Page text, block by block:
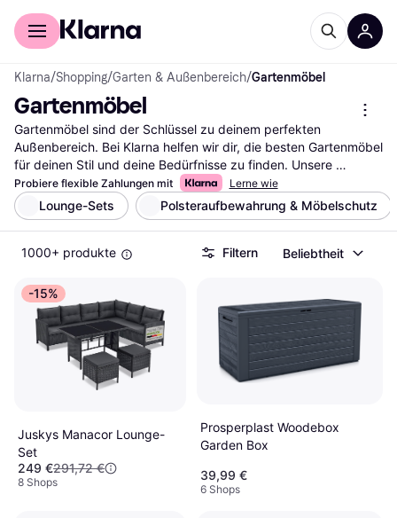
Für Shopper
Klarna/Shopping/Garten & Außenbereich/Gartenmöbel
Gartenmöbel
Gartenmöbel sind der Schlüssel zu deinem perfekten
Außenbereich. Bei Klarna helfen wir dir, die besten Gartenmöbel
für deinen Stil und deine Bedürfnisse zu finden. Unsere
Kategorie bietet eine Vielzahl an Optionen, die du mit unseren
praktischen Filtern durchsuchen kannst. Egal, ob du nach
einem bequemen Loungeset, einem eleganten Esstisch oder
wetterfesten Stühlen suchst, unsere Filter leiten dich schnell
zum richtigen Möbelstück. Du kannst nach Material, Preis oder
findest du genau das, was zu deinem Garten passt. Lies die
Nutzerbewertungen, um mehr über die Erfahrungen anderer zu
erfahren und die richtige Entscheidung zu treffen. Beginne hier
deine Suche und finde die Gartenmöbel, die deinen
Außenbereich in eine Wohlfühloase verwandeln.
Mehr über gartenmöbel »
Probiere flexible Zahlungen mit Lerne wie
Lounge-Sets Polsteraufbewahrung & Möbelschutz
1000+ produkte Filtern Beliebtheit
-15%
Juskys Manacor Lounge-
Set
249 €291,72 €
8 Shops
Prosperplast Woodebox
Garden Box
39,99 €
6 Shops